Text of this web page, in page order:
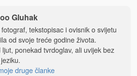
Gluhak
tekstopisac i ovisnik o svijetu
od svoje treće godine života.
ljut, ponekad tvrdoglav, ali uvijek bez
druge članke